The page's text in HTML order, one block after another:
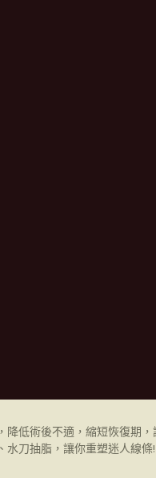
低術後不適，縮短恢復期
水刀抽脂，讓你重塑迷人線條!